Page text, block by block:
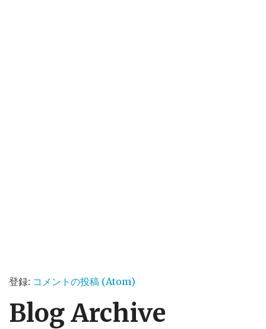
登録: コメントの投稿 (Atom)
Blog Archive